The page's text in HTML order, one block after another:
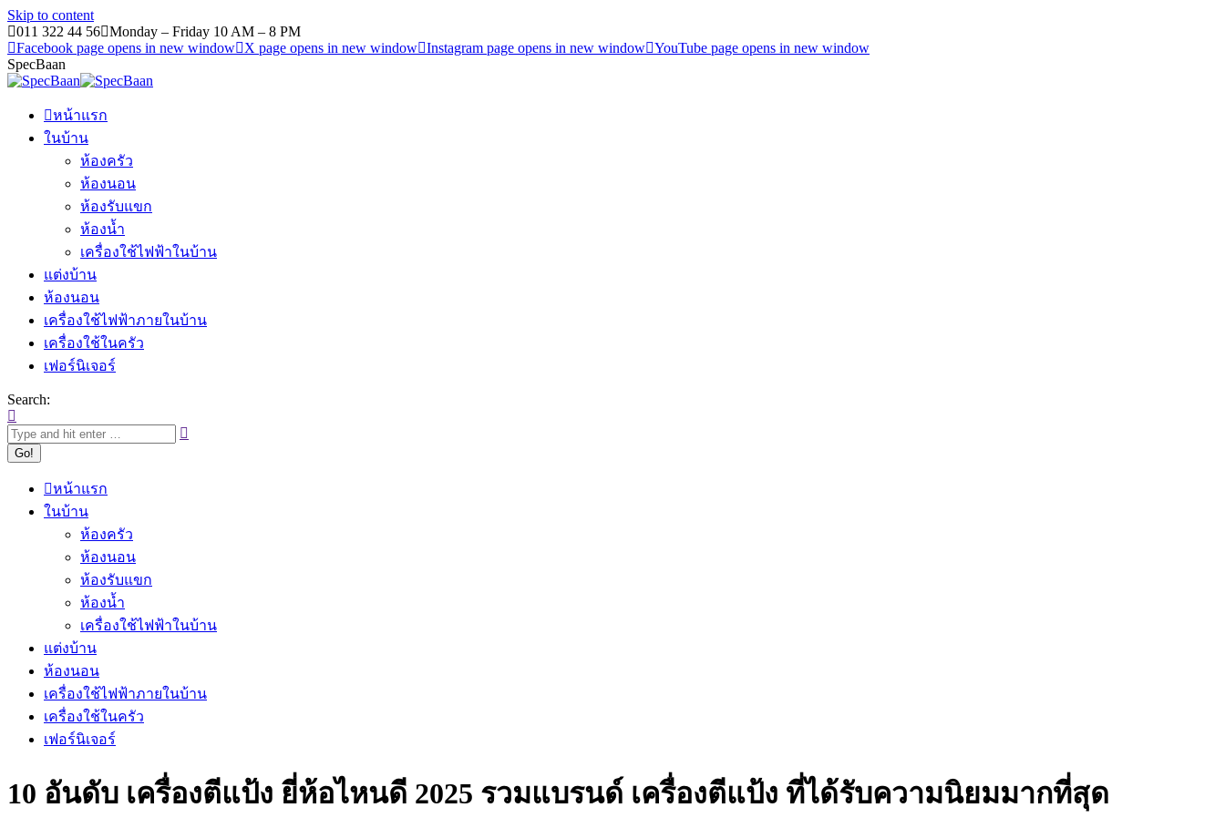
Skip to content
011 322 44 56 Monday – Friday 10 AM – 8 PM
Facebook page opens in new window
X page opens in new window Instagram page opens in new window YouTube page opens in new window
SpecBaan
หน้าแรก
ในบ้าน
ห้องครัว
ห้องนอน
ห้องรับแขก
ห้องน้ำ
เครื่องใช้ไฟฟ้าในบ้าน
แต่งบ้าน
ห้องนอน
เครื่องใช้ไฟฟ้าภายในบ้าน
เครื่องใช้ในครัว
เฟอร์นิเจอร์
Search:
หน้าแรก
ในบ้าน
ห้องครัว
ห้องนอน
ห้องรับแขก
ห้องน้ำ
เครื่องใช้ไฟฟ้าในบ้าน
แต่งบ้าน
ห้องนอน
เครื่องใช้ไฟฟ้าภายในบ้าน
เครื่องใช้ในครัว
เฟอร์นิเจอร์
10 อันดับ เครื่องตีแป้ง ยี่ห้อไหนดี 2025 รวมแบรนด์ เครื่องตีแป้ง ที่ได้รับความนิยมมากที่สุด